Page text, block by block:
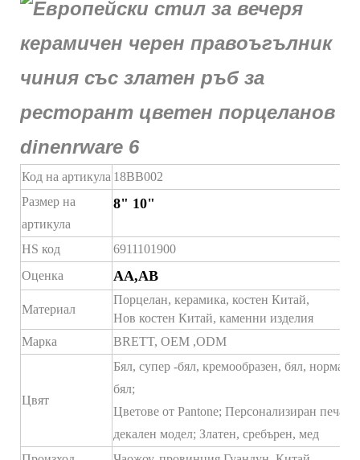
Код на артикула 18BB002
Размер на
артикула
8" 10"
HS код
6911101900
Оценка
AA,AB
Материал
Порцелан, керамика, костен Китай,
Нов костен Китай, каменни изделия
Марка
BRETT, OEM ,ODM
Цвят
Бял, супер -бял, кремообразен, бял,
бял;
Цветове от Pantone; Персонализиран печат,
декален модел; Златен, сребърен, мед